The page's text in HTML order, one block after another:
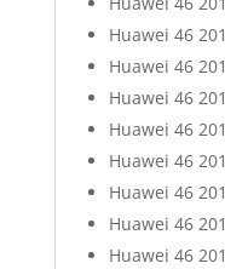
Huawei 46
Huawei 46
Huawei 46
Huawei 46
Huawei 46
Huawei 46
Huawei 46
Huawei 46